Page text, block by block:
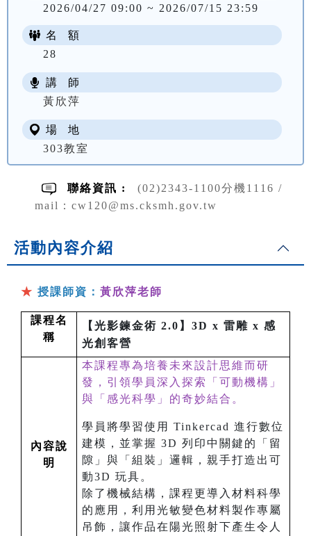
2026/04/27 09:00 ~ 2026/07/15 23:59
名 額
28
講 師
黃欣萍
場 地
303教室
聯絡資訊 :
(02)2343-1100分機1116 /
mail：cw120@ms.cksmh.gov.tw
活動內容介紹
★ 授課師資： 黃欣萍老師
課程名
稱
【光影鍊金術 2.0】3D x 雷雕 x 感
光創客營
內容說
明
本課程專為培養未來設計思維而研
發，引領學員深入探索「可動機構」
與「感光科學」的奇妙結合。
學員將學習使用 Tinkercad 進行數位
建模，並掌握 3D 列印中關鍵的「留
隙」與「組裝」邏輯，親手打造出可
動3D 玩具。
除了機械結構，課程更導入材料科學
的應用，利用光敏變色材料製作專屬
吊飾，讓作品在陽光照射下產生令人